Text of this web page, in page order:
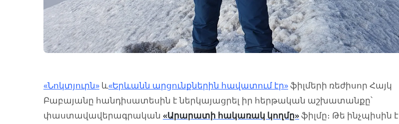
«Նոկտյուրն» և«Երևանն արցունքներին հավատում էր»ֆիլմերի ռեժիսոր Հայկ
Բաբայանը հանդիսատեսին է ներկայացրել իր հերթական աշխատանքը՝
փաստավավերագրական «Արարատի հակառակ կողմը»ֆիլմը։ Թե ինչպիսին է